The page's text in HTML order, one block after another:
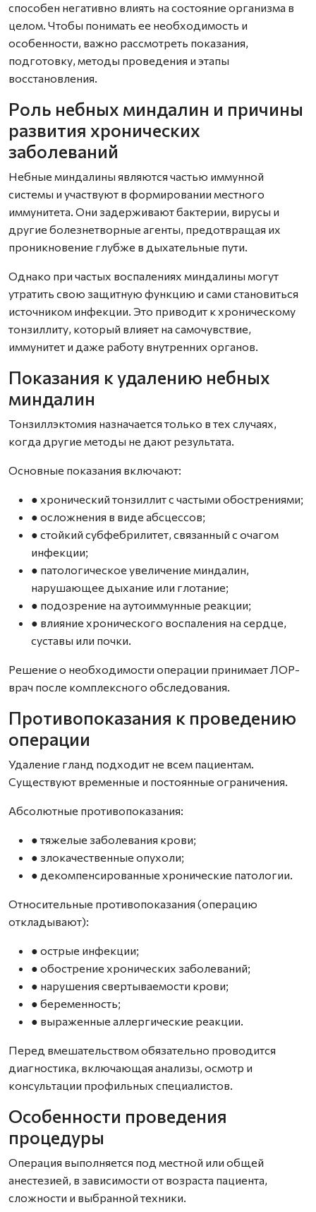
способен негативно влиять на состояние организма в
целом. Чтобы понимать ее необходимость и
особенности, важно рассмотреть показания,
подготовку, методы проведения и этапы
восстановления.
Роль небных миндалин и причины
развития хронических
заболеваний
Небные миндалины являются частью иммунной
системы и участвуют в формировании местного
иммунитета. Они задерживают бактерии, вирусы и
другие болезнетворные агенты, предотвращая их
проникновение глубже в дыхательные пути.
Однако при частых воспалениях миндалины могут
утратить свою защитную функцию и сами становиться
источником инфекции. Это приводит к хроническому
тонзиллиту, который влияет на самочувствие,
иммунитет и даже работу внутренних органов.
Показания к удалению небных
миндалин
Тонзиллэктомия назначается только в тех случаях,
когда другие методы не дают результата.
Основные показания включают:
● хронический тонзиллит с частыми обострениями;
● осложнения в виде абсцессов;
● стойкий субфебрилитет, связанный с очагом
инфекции;
● патологическое увеличение миндалин,
нарушающее дыхание или глотание;
● подозрение на аутоиммунные реакции;
● влияние хронического воспаления на сердце,
суставы или почки.
Решение о необходимости операции принимает ЛОР-
врач после комплексного обследования.
Противопоказания к проведению
операции
Удаление гланд подходит не всем пациентам.
Существуют временные и постоянные ограничения.
Абсолютные противопоказания:
● тяжелые заболевания крови;
● злокачественные опухоли;
● декомпенсированные хронические патологии.
Относительные противопоказания (операцию
откладывают):
● острые инфекции;
● обострение хронических заболеваний;
● нарушения свертываемости крови;
● беременность;
● выраженные аллергические реакции.
Перед вмешательством обязательно проводится
диагностика, включающая анализы, осмотр и
консультации профильных специалистов.
Особенности проведения
процедуры
Операция выполняется под местной или общей
анестезией, в зависимости от возраста пациента,
сложности и выбранной техники.